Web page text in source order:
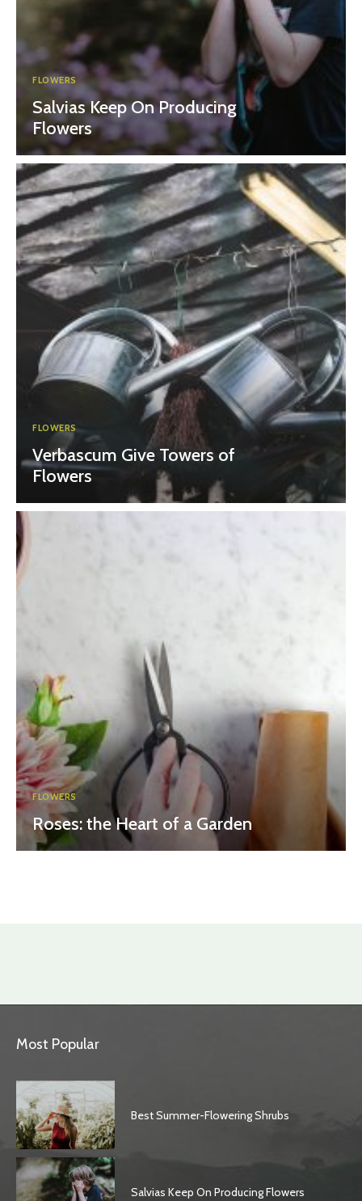
FLOWERS
Salvias Keep On Producing
Flowers
FLOWERS
Verbascum Give Towers of
Flowers
FLOWERS
Roses: the Heart of a Garden
Most Popular
Best Summer-Flowering Shrubs
Salvias Keep On Producing Flowers